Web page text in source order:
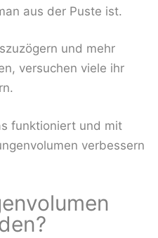
aus der Puste ist.
und mehr
versuchen viele ihr
funktioniert und mit
verbessern